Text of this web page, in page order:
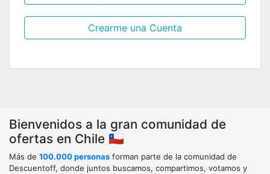
Crearme una Cuenta
Bienvenidos a la gran comunidad de
ofertas en Chile 🇨🇱
Más de 100.000 personas forman parte de la comunidad de
Descuentoff, donde juntos buscamos, compartimos, votamos y